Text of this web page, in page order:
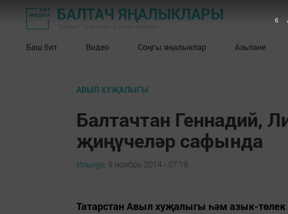
БАЛТАЧ ЯҢАЛЫКЛАРЫ
Баш бит Видео Соңгы яңалыклар Азьлане
АВЫЛ ХУҖАЛЫГЫ
Балтачтан Геннадий,
җиңүчеләр сафында
Ильнур, 9 ноябрь 2014 - 07:19
Татарстан Авыл хуҗалыгы һәм азык-
5